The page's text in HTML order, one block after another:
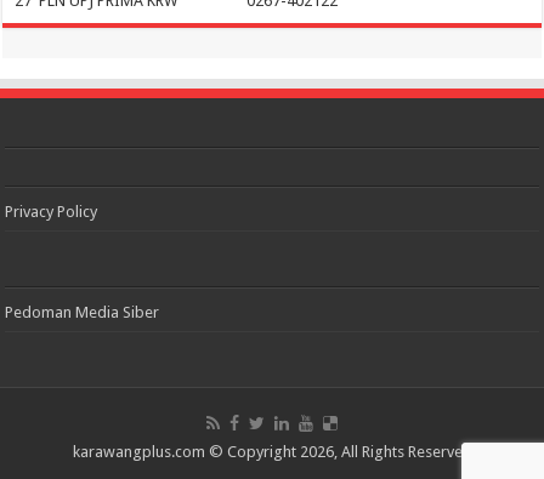
Privacy Policy
Pedoman Media Siber
karawangplus.com © Copyright 2026, All Rights Reserved